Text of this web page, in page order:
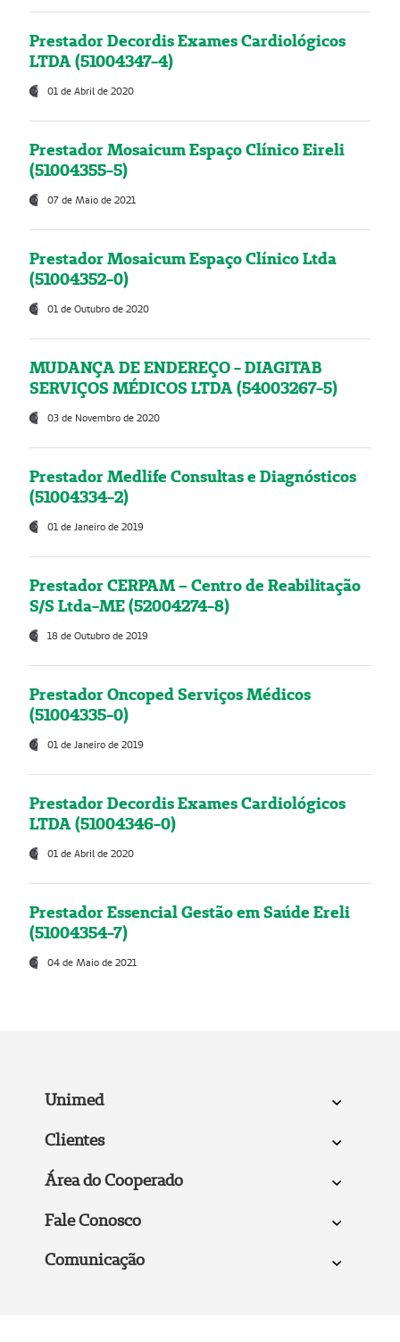
Prestador Decordis Exames Cardiológicos
LTDA (51004347-4)
01 de Abril de 2020
Prestador Mosaicum Espaço Clínico Eireli
(51004355-5)
07 de Maio de 2021
Prestador Mosaicum Espaço Clínico Ltda
(51004352-0)
01 de Outubro de 2020
MUDANÇA DE ENDEREÇO - DIAGITAB
SERVIÇOS MÉDICOS LTDA (54003267-5)
03 de Novembro de 2020
Prestador Medlife Consultas e Diagnósticos
(51004334-2)
01 de Janeiro de 2019
Prestador CERPAM – Centro de Reabilitação
S/S Ltda-ME (52004274-8)
18 de Outubro de 2019
Prestador Oncoped Serviços Médicos
(51004335-0)
01 de Janeiro de 2019
Prestador Decordis Exames Cardiológicos
LTDA (51004346-0)
01 de Abril de 2020
Prestador Essencial Gestão em Saúde Ereli
(51004354-7)
04 de Maio de 2021
Unimed
Clientes
Área do Cooperado
Fale Conosco
Comunicação